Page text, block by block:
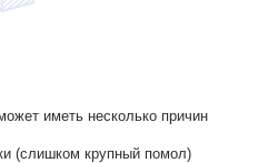
иметь несколько причин
(слишком крупный помол)